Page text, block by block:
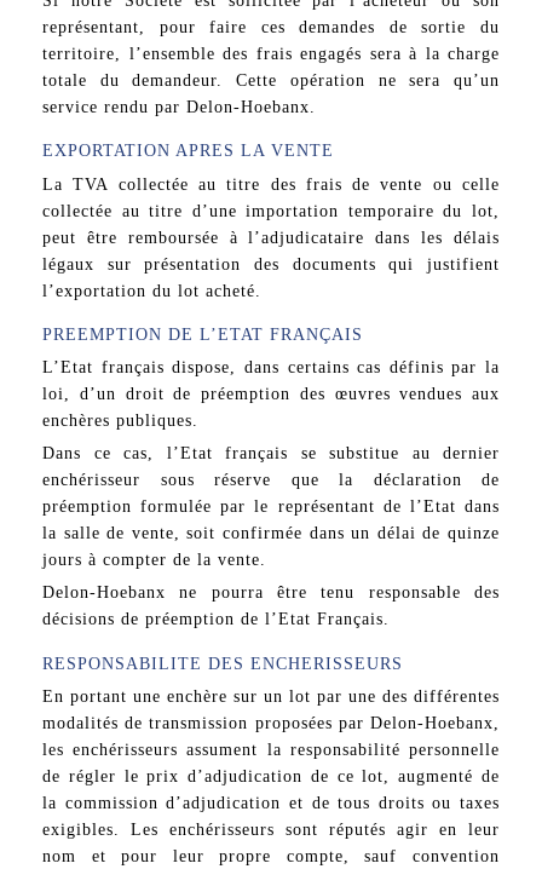
représentant, pour faire ces demandes de sortie du
territoire, l’ensemble des frais engagés sera à la charge
totale du demandeur. Cette opération ne sera qu’un
service rendu par Delon-Hoebanx.
EXPORTATION APRES LA VENTE
La TVA collectée au titre des frais de vente ou celle
collectée au titre d’une importation temporaire du lot,
peut être remboursée à l’adjudicataire dans les délais
légaux sur présentation des documents qui justifient
l’exportation du lot acheté.
PREEMPTION DE L’ETAT FRANÇAIS
L’Etat français dispose, dans certains cas définis par la
loi, d’un droit de préemption des œuvres vendues aux
enchères publiques.
Dans ce cas, l’Etat français se substitue au dernier
enchérisseur sous réserve que la déclaration de
préemption formulée par le représentant de l’Etat dans
la salle de vente, soit confirmée dans un délai de quinze
jours à compter de la vente.
Delon-Hoebanx ne pourra être tenu responsable des
décisions de préemption de l’Etat Français.
RESPONSABILITE DES ENCHERISSEURS
En portant une enchère sur un lot par une des différentes
modalités de transmission proposées par Delon-Hoebanx,
les enchérisseurs assument la responsabilité personnelle
de régler le prix d’adjudication de ce lot, augmenté de
la commission d’adjudication et de tous droits ou taxes
exigibles. Les enchérisseurs sont réputés agir en leur
nom et pour leur propre compte, sauf convention